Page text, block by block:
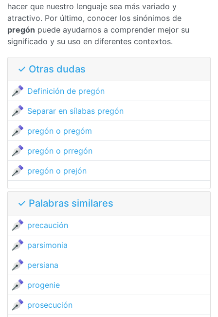
hacer que nuestro lenguaje sea más variado y
atractivo. Por último, conocer los sinónimos de
pregón puede ayudarnos a comprender mejor su
significado y su uso en diferentes contextos.
✓ Otras dudas
Definición de pregón
Separar en sílabas pregón
pregón o pregóm
pregón o prregón
pregón o prejón
✓ Palabras similares
precaución
parsimonia
persiana
progenie
prosecución